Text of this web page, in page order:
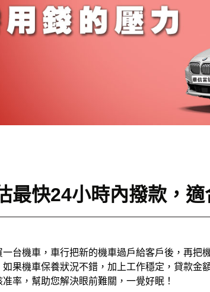
最快24小時內撥款，
台機車，車行把新的機車過戶給客戶後，再把
果機車保養狀況不錯，加上工作穩定，貸款金
率，幫助您解決眼前難關，一覺好眠！